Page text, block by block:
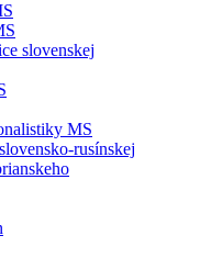
slovenskej
MS
rusínskej